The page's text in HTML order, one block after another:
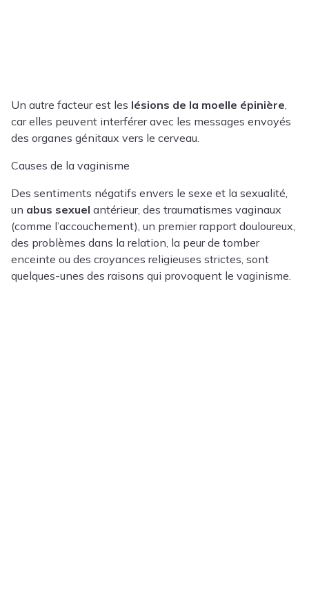
Un autre facteur est les lésions de la moelle épinière,
car elles peuvent interférer avec les messages envoyés
des organes génitaux vers le cerveau.
Causes de la vaginisme
Des sentiments négatifs envers le sexe et la sexualité,
un abus sexuel antérieur, des traumatismes vaginaux
(comme l’accouchement), un premier rapport douloureux,
des problèmes dans la relation, la peur de tomber
enceinte ou des croyances religieuses strictes, sont
quelques-unes des raisons qui provoquent le vaginisme.